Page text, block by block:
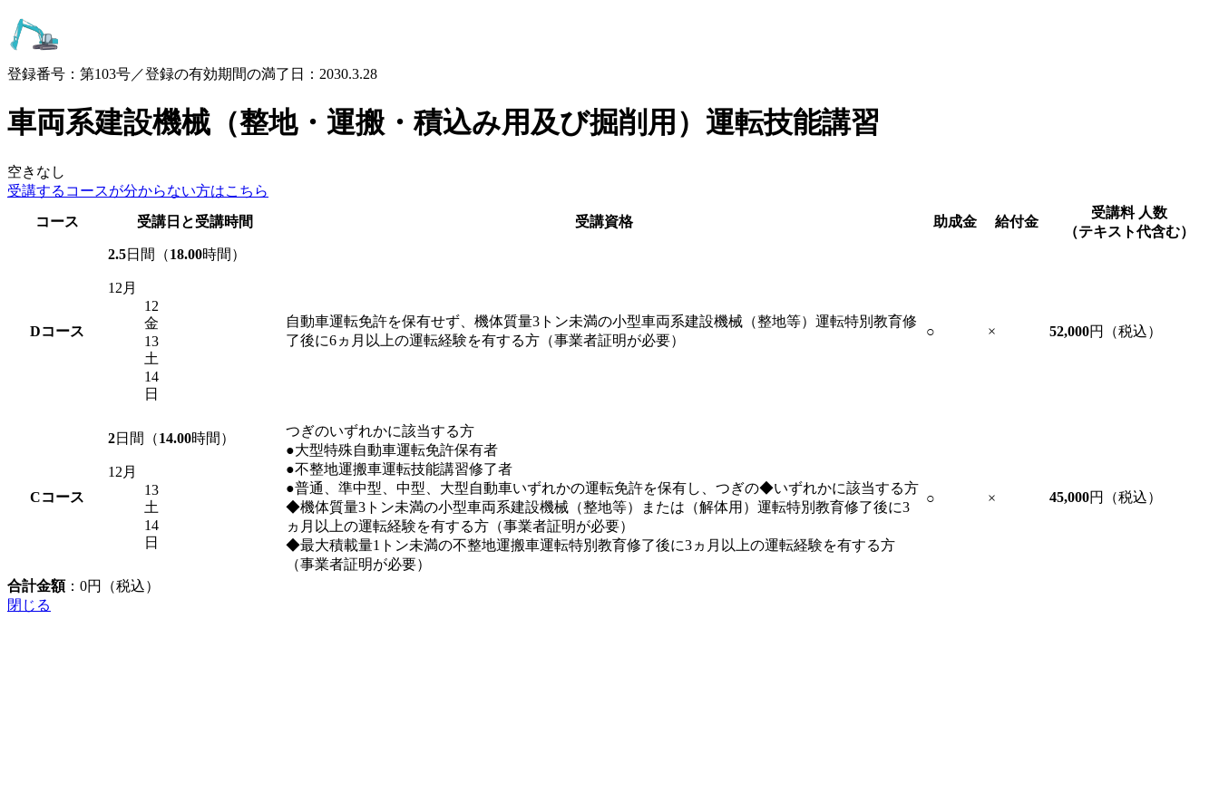
登録番号：第103号／登録の有効期間の満了日：2030.3.28
車両系建設機械（整地・運搬・積込み用及び掘削用）運転技能講習
空きなし
受講するコースが分からない方はこちら
コース
受講日と受講時間 受講資格 助成金 給付金
受講料 人数
（テキスト代含む）
Dコース
2.5日間（18.00時間）
12月
12
金
13
土
14
日
自動車運転免許を保有せず、機体質量3トン未満の小型車両系建設機械（整地等）運転特別教育修
了後に6ヵ月以上の運転経験を有する方（事業者証明が必要）
○ × 52,000円（税込）
Cコース
2日間（14.00時間）
12月
13
土
14
日
つぎのいずれかに該当する方
●大型特殊自動車運転免許保有者
●不整地運搬車運転技能講習修了者
●普通、準中型、中型、大型自動車いずれかの運転免許を保有し、つぎの◆いずれかに該当する方
◆機体質量3トン未満の小型車両系建設機械（整地等）または（解体用）運転特別教育修了後に3
ヵ月以上の運転経験を有する方（事業者証明が必要）
◆最大積載量1トン未満の不整地運搬車運転特別教育修了後に3ヵ月以上の運転経験を有する方
（事業者証明が必要）
○ × 45,000円（税込）
合計金額： 0円（税込）
閉じる